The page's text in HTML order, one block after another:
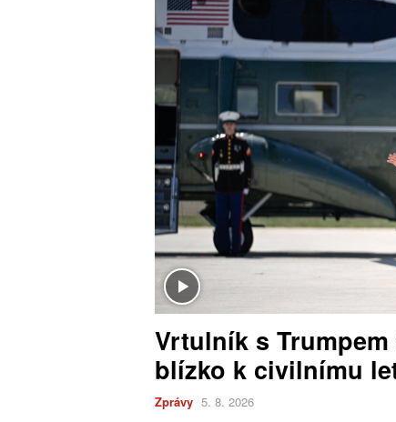
Vrtulník s
blízko k civilnímu
Zprávy 5. 8. 2026